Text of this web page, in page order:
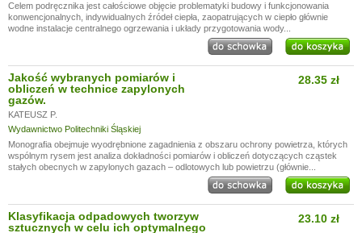
Celem podręcznika jest całościowe objęcie problematyki budowy i funkcjonowania
konwencjonalnych, indywidualnych źródeł ciepła, zaopatrujących w ciepło głównie
wodne instalacje centralnego ogrzewania i układy przygotowania wody...
Jakość wybranych pomiarów i
obliczeń w technice zapylonych
gazów.
KATEUSZ P.
Wydawnictwo Politechniki Śląskiej
28.35 zł
Monografia obejmuje wyodrębnione zagadnienia z obszaru ochrony powietrza, których
wspólnym rysem jest analiza dokładności pomiarów i obliczeń dotyczących cząstek
stałych obecnych w zapylonych gazach – odlotowych lub powietrzu (głównie...
Klasyfikacja odpadowych tworzyw
sztucznych w celu ich optymalnego
23.10 zł